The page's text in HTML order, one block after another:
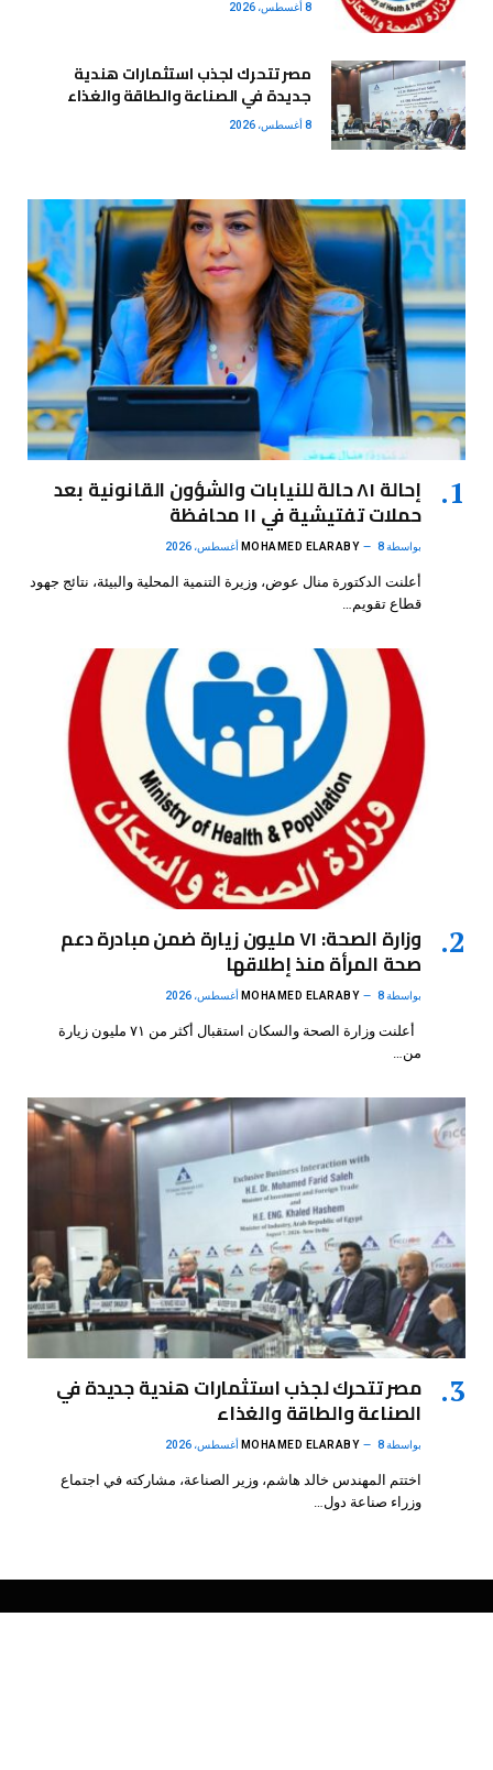
8 أغسطس، 2026
مصر تتحرك لجذب استثمارات هندية
جديدة في الصناعة والطاقة والغذاء
8 أغسطس، 2026
إحالة ٨١ حالة للنيابات والشؤون القانونية بعد
حملات تفتيشية في ١١ محافظة
بواسطة MOHAMED ELARABY 8 أغسطس، 2026
أعلنت الدكتورة منال عوض، وزيرة التنمية المحلية والبيئة، نتائج جهود
قطاع تقويم…
وزارة الصحة: ٧١ مليون زيارة ضمن مبادرة دعم
صحة المرأة منذ إطلاقها
بواسطة MOHAMED ELARABY 8 أغسطس، 2026
أعلنت وزارة الصحة والسكان استقبال أكثر من ٧١ مليون زيارة
من…
مصر تتحرك لجذب استثمارات هندية جديدة في
الصناعة والطاقة والغذاء
بواسطة MOHAMED ELARABY 8 أغسطس، 2026
اختتم المهندس خالد هاشم، وزير الصناعة، مشاركته في اجتماع
وزراء صناعة دول…